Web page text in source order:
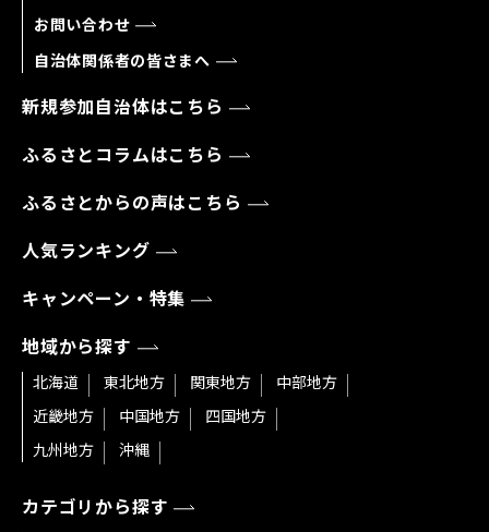
お問い合わせ
自治体関係者の皆さまへ
新規参加自治体はこちら
ふるさとコラムはこちら
ふるさとからの声はこちら
人気ランキング
キャンペーン・特集
地域から探す
北海道 東北地方 関東地方
中部地方
近畿地方
中国地方
四国地方
九州地方
沖縄
カテゴリから探す